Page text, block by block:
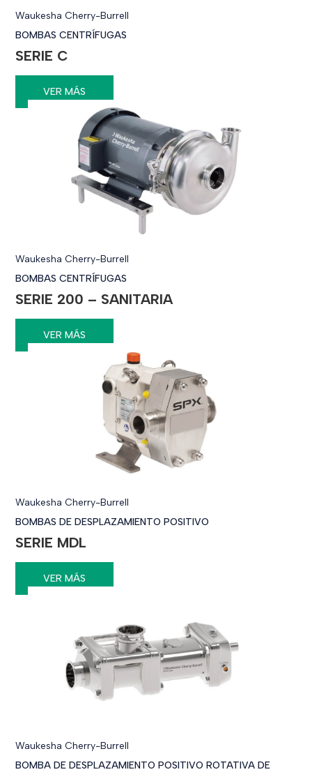
Waukesha Cherry-Burrell
BOMBAS CENTRÍFUGAS
SERIE C
VER MÁS
Waukesha Cherry-Burrell
BOMBAS CENTRÍFUGAS
SERIE 200 – SANITARIA
VER MÁS
Waukesha Cherry-Burrell
BOMBAS DE DESPLAZAMIENTO POSITIVO
SERIE MDL
VER MÁS
Waukesha Cherry-Burrell
BOMBA DE DESPLAZAMIENTO POSITIVO ROTATIVA DE